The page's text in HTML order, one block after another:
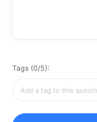
Tags (0/5):